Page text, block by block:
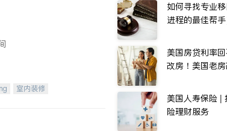
室内装修
如何寻找专业
进程的最佳帮手
美国房贷利率
改房！美国老
美国人寿保险 |
险理财服务